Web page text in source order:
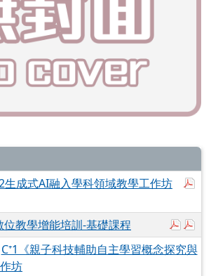
2生成式AI融入學科領域教學工作坊
於彈
位教學增能培訓-基礎課程
C⁺1《親子科技輔助自主學習概念探究與
坊